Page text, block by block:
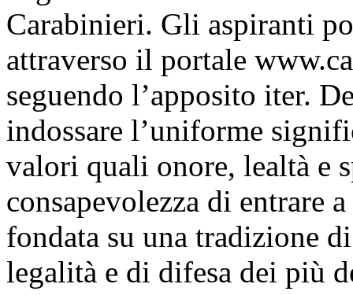
Carabinieri. Gli aspiranti
attraverso il portale
seguendo l’apposito iter.
indossare l’uniforme
valori quali onore, lealtà e
consapevolezza di entrare
fondata su una tradizione
legalità e di difesa dei più